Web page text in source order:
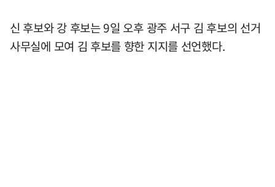
신 후보와 강 후보는 9일 오후 광주 서구 김 후보의 선거
사무실에 모여 김 후보를 향한 지지를 선언했다.